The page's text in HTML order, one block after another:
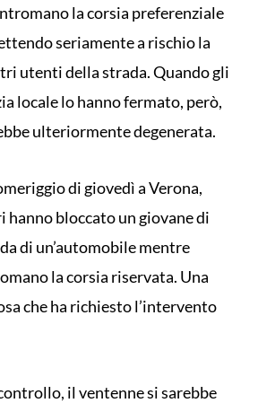
la corsia preferenziale
seriamente a rischio la
utenti della strada. Quando gli
locale lo hanno fermato, però,
ulteriormente degenerata.
di giovedì a Verona,
hanno bloccato un giovane di
di un’automobile mentre
la corsia riservata. Una
che ha richiesto l’intervento
il ventenne si sarebbe